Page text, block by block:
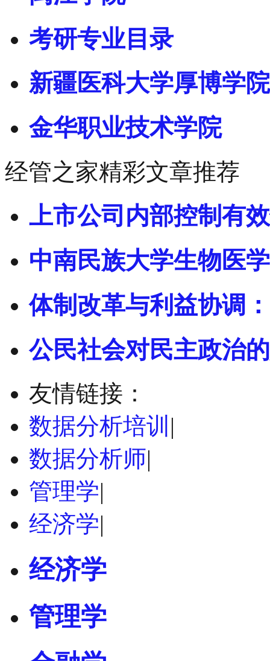
考研专业目录
新疆医科大学厚博学院
金华职业技术学院
经管之家精彩文章推荐
上市公司内部控制有
中南民族大学生物医
体制改革与利益协调
公民社会对民主政治
友情链接：
数据分析培训 |
数据分析师|
管理学|
经济学|
经济学
管理学